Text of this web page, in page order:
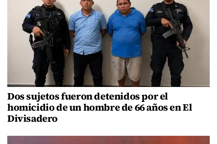
Dos sujetos fueron detenidos por el
homicidio de un hombre de 66 años en El
Divisadero